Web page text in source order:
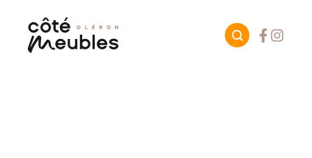
Facebook